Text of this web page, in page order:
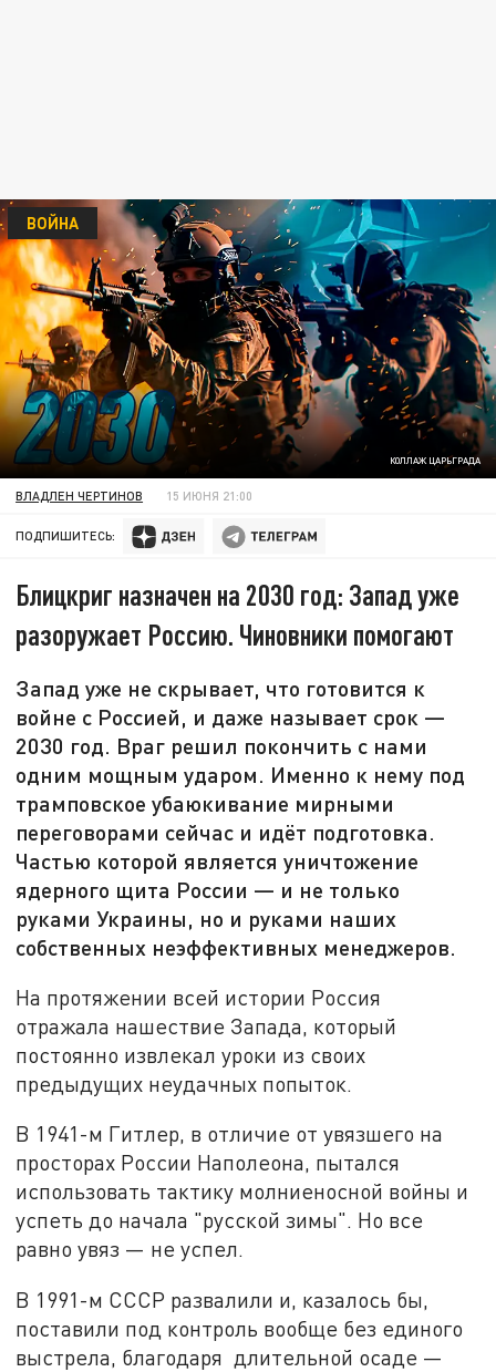
КОЛЛАЖ ЦАРЬГРАДА
ВОЙНА
ВЛАДЛЕН ЧЕРТИНОВ 15 ИЮНЯ 21:00
ПОДПИШИТЕСЬ:
Блицкриг назначен на 2030 год: Запад уже
разоружает Россию. Чиновники помогают
Запад уже не скрывает, что готовится к
войне с Россией, и даже называет срок —
2030 год. Враг решил покончить с нами
одним мощным ударом. Именно к нему под
трамповское убаюкивание мирными
переговорами сейчас и идёт подготовка.
Частью которой является уничтожение
ядерного щита России — и не только
руками Украины, но и руками наших
собственных неэффективных менеджеров.
На протяжении всей истории Россия
отражала нашествие Запада, который
постоянно извлекал уроки из своих
предыдущих неудачных попыток.
В 1941-м Гитлер, в отличие от увязшего на
просторах России Наполеона, пытался
использовать тактику молниеносной войны и
успеть до начала "русской зимы". Но все
равно увяз — не успел.
В 1991-м СССР развалили и, казалось бы,
поставили под контроль вообще без единого
выстрела, благодаря длительной осаде —